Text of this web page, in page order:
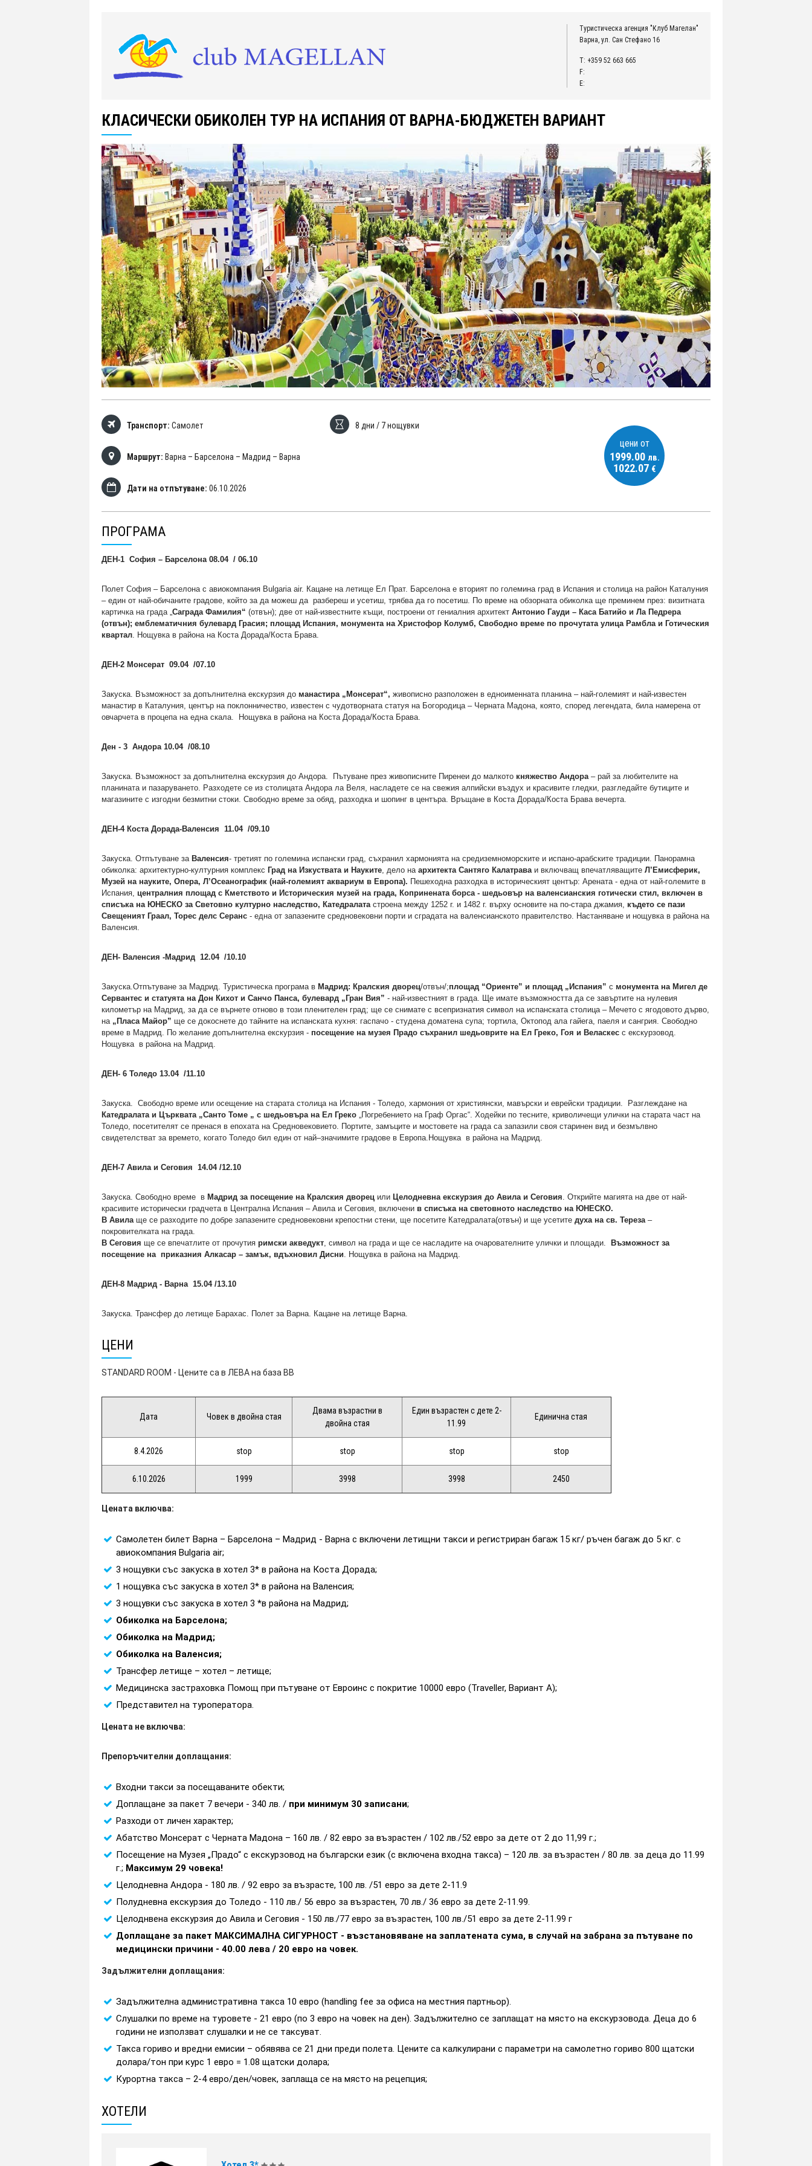
Туристическа агенция "Клуб Магелан"
Варна, ул. Сан Стефано 16
T: +359 52 663 665
F:
E:
КЛАСИЧЕСКИ ОБИКОЛЕН ТУР НА ИСПАНИЯ ОТ ВАРНА-БЮДЖЕТЕН ВАРИАНТ
Транспорт: Самолет 8 дни / 7 нощувки
Маршрут: Варна – Барселона – Мадрид – Варна
Дати на отпътуване: 06.10.2026
цени от
1999.00 лв.
1022.07 €
ПРОГРАМА
ДЕН-1 София – Барселона 08.04 / 06.10
Полет София – Барселона с авиокомпания Bulgaria air. Кацане на летище Ел Прат. Барселона е вторият по големина град в Испания и столица на район Каталуния
– един от най-обичаните градове, който за да можеш да разбереш и усетиш, трябва да го посетиш. По време на обзорната обиколка ще преминем през: визитната
картичка на града „Саграда Фамилия“ (отвън); две от най-известните къщи, построени от гениалния архитект Антонио Гауди – Каса Батийо и Ла Педрера
(отвън); емблематичния булевард Грасия; площад Испания, монумента на Христофор Колумб, Свободно време по прочутата улица Рамбла и Готическия
квартал. Нощувка в района на Коста Дорада/Коста Брава.
ДЕН-2 Монсерат 09.04 /07.10
Закуска. Възможност за допълнителна екскурзия до манастира „Монсерат“, живописно разположен в едноименната планина – най-големият и най-известен
манастир в Каталуния, център на поклонничество, известен с чудотворната статуя на Богородица – Черната Мадона, която, според легендата, била намерена от
овчарчета в процепа на една скала. Нощувка в района на Коста Дорада/Коста Брава.
Ден - 3 Андора 10.04 /08.10
Закуска. Възможност за допълнителна екскурзия до Андора. Пътуване през живописните Пиренеи до малкото княжество Андора – рай за любителите на
планината и пазаруването. Разходете се из столицата Андора ла Веля, насладете се на свежия алпийски въздух и красивите гледки, разгледайте бутиците и
магазините с изгодни безмитни стоки. Свободно време за обяд, разходка и шопинг в центъра. Връщане в Коста Дорада/Коста Брава вечерта.
ДЕН-4 Коста Дорада-Валенсия 11.04 /09.10
Закуска. Отпътуване заВаленсия- третият по големина испански град, съхранил хармонията на средиземноморските и испано-арабските традиции. Панорамна
обиколка: архитектурно-културния комплекс Град на Изкуствата и Науките, дело на архитекта Сантяго Калатраваи включващ впечатляващите Л’Емисферик,
Музей на науките, Опера, Л’Осеанографик (най-големият аквариум в Европа). Пешеходна разходка в историческият център: Арената - една от най-големите в
Испания, централния площад с Кметството и Историческия музей на града, Копринената борса - шедьовър на валенсианския готически стил, включен в
списъка на ЮНЕСКО за Световно културно наследство, Катедралата строена между 1252 г. и 1482 г. върху основите на по-стара джамия, където се пази
Свещеният Граал, Торес делс Серанс - една от запазените средновековни порти и сградата на валенсианското правителство. Настаняване и нощувка в района на
Валенсия.
ДЕН- Валенсия -Мадрид 12.04 /10.10
Закуска.Отпътуване за Мадрид. Туристическа програма в Мадрид: Кралския дворец/отвън/;площад “Ориенте” и площад „Испания” с монумента на Мигел де
Сервантес и статуята на Дон Кихот и Санчо Панса, булевард „Гран Вия” - най-известният в града. Ще имате възможността да се завъртите на нулевия
километър на Мадрид, за да се върнете отново в този пленителен град; ще се снимате с всепризнатия символ на испанската столица – Мечето с ягодовото дърво,
на „Пласа Майор” ще се докоснете до тайните на испанската кухня: гаспачо - студена доматена супа; тортила, Октопод ала гайега, паеля и сангрия. Свободно
време в Мадрид. По желание допълнителна екскурзия - посещение на музея Прадо съхранил шедьоврите на Ел Греко, Гоя и Веласкес с екскурзовод.
Нощувка в района на Мадрид.
ДЕН- 6 Толедо 13.04 /11.10
Закуска. Свободно време или осещение на старата столица на Испания - Толедо, хармония от християнски, мавърски и еврейски традиции. Разглеждане на
Катедралата и Църквата „Санто Томе „ с шедьовъра на Ел Греко „Погребението на Граф Оргас“. Ходейки по тесните, криволичещи улички на старата част на
Толедо, посетителят се пренася в епохата на Средновековието. Портите, замъците и мостовете на града са запазили своя старинен вид и безмълвно
свидетелстват за времето, когато Толедо бил един от най–значимите градове в Европа.Нощувка в района на Мадрид.
ДЕН-7 Авила и Сеговия 14.04 /12.10
Закуска. Свободно време в Мадрид за посещение на Кралския дворец или Целодневна екскурзия до Авила и Сеговия. Открийте магията на две от най-
красивите исторически градчета в Централна Испания – Авила и Сеговия, включени в списъка на световното наследство на ЮНЕСКО.
В Авила ще се разходите по добре запазените средновековни крепостни стени, ще посетите Катедралата(отвън) и ще усетите духа на св. Тереза –
покровителката на града.
В Сеговия ще се впечатлите от прочутия римски акведукт, символ на града и ще се насладите на очарователните улички и площади. Възможност за
посещение на приказния Алкасар – замък, вдъхновил Дисни. Нощувка в района на Мадрид.
ДЕН-8 Мадрид - Варна 15.04 /13.10
Закуска. Трансфер до летище Барахас. Полет за Варна. Кацане на летище Варна.
ЦЕНИ
STANDARD ROOM - Цените са в ЛЕВА на база BB
Дата Човек в двойна стая
Двама възрастни в
двойна стая
Един възрастен с дете 2-
11.99
Единична стая
8.4.2026 stop stop stop stop
6.10.2026 1999 3998 3998 2450
Цената включва:
Самолетен билет Варна – Барселона – Мадрид - Варна с включени летищни такси и регистриран багаж 15 кг/ ръчен багаж до 5 кг. с
авиокомпания Bulgaria air;
3 нощувки със закуска в хотел 3* в района на Коста Дорада;
1 нощувка със закуска в хотел 3* в района на Валенсия;
3 нощувки със закуска в хотел 3 *в района на Мадрид;
Oбиколка на Барселона;
Обиколка на Мадрид;
Обиколка на Валенсия;
Трансфер летище – хотел – летище;
Медицинска застраховка Помощ при пътуване от Евроинс с покритие 10000 евро (Traveller, Вариант А);
Представител на туроператора.
Цената не включва:
Препоръчителни доплащания:
Входни такси за посещаваните обекти;
Доплащане за пакет 7 вечери - 340 лв. / при минимум 30 записани;
Разходи от личен характер;
Абатство Монсерат с Черната Мадона – 160 лв. / 82 евро за възрастен / 102 лв./52 евро за дете от 2 до 11,99 г.;
Посещение на Музея „Прадо“ с екскурзовод на български език (с включена входна такса) – 120 лв. за възрастен / 80 лв. за деца до 11.99
г.; Максимум 29 човека!
Целодневна Андора - 180 лв. / 92 евро за възрасте, 100 лв. /51 евро за дете 2-11.9
Полудневна екскурзия до Толедо - 110 лв./ 56 евро за възрастен, 70 лв./ 36 евро за дете 2-11.99.
Целоднвена екскурзия до Авила и Сеговия - 150 лв./77 евро за възрастен, 100 лв./51 евро за дете 2-11.99 г
Доплащане за пакет МАКСИМАЛНА СИГУРНОСТ - възстановяване на заплатената сума, в случай на забрана за пътуване по
медицински причини - 40.00 лева / 20 евро на човек.
Задължителни доплащания:
Задължителна административна такса 10 евро (handling fee за офиса на местния партньор).
Слушалки по време на туровете - 21 евро (по 3 евро на човек на ден). Задължително се заплащат на място на екскурзовода. Деца до 6
години не използват слушалки и не се таксуват.
Такса гориво и вредни емисии – обявява се 21 дни преди полета. Цените са калкулирани с параметри на самолетно гориво 800 щатски
долара/тон при курс 1 евро = 1.08 щатски долара;
Курортна такса – 2-4 евро/ден/човек, заплаща се на място на рецепция;
ХОТЕЛИ